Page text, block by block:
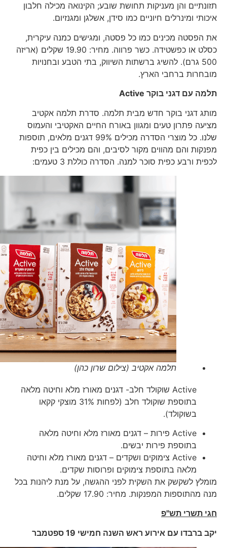
תזונתיים והן מעניקות תחושת שובע; הקינואה מכילה חלבון
איכותי ומינרלים חיוניים כמו סידן, אשלגן ומגנזיום.
את הפסטה מכינים כמו כל פסטה, ומגישים כמנה עיקרית,
כסלט או כפשטידה. כשר פרווה. מחיר: 19.90 שקלים (אריזה
500 גרם). להשיג ברשתות השיווק, בתי הטבע ובחנויות
מובחרות ברחבי הארץ.
תלמה עם דגני בוקרActive
מותג דגני בוקר חדש מבית תלמה. סדרת תלמה אקטיב
מציעה פתרון טעים ומגוון באורח החיים האקטיבי והעמוס
שלנו. כל מוצרי הסדרה מכילים 99% דגנים מלאים, תוספות
מפנקות והם מהווים מקור לסיבים, והם מכילים בין כפית
לכפית ורבע כפית סוכר למנה. הסדרה כוללת 3 טעמים:
תלמה אקטיב (צילום שרון כהן)
Active שוקולד חלב- דגנים מאורז מלא וחיטה מלאה
בתוספת שוקולד חלב (לפחות 31% מוצקי קקאו
בשוקולד).
Active פירות – דגנים מאורז מלא וחיטה מלאה
בתוספת פירות יבשים.
Active צימוקים ושקדים – דגנים מאורז מלא וחיטה
מלאה בתוספת צימוקים ופרוסות שקדים.
מומלץ לשקשק את השקית לפני ההגשה, על מנת ליהנות בכל
מנה מהתוספות המפנקות. מחיר: 17.90 שקלים.
חגי תשרי תש"פ
יקב ברבדו עם אירוע ראש השנה חמישי 19 ספטמבר